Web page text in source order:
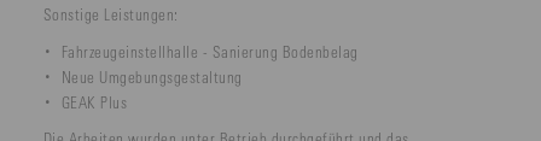
Sonstige Leistungen:
Fahrzeugeinstellhalle - Sanierung Bodenbelag
Neue Umgebungsgestaltung
GEAK Plus